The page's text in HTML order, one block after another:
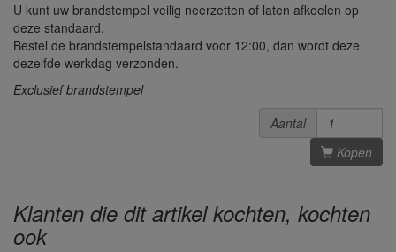
U kunt uw brandstempel veilig neerzetten of laten afkoelen op
deze standaard.
Bestel de brandstempelstandaard voor 12:00, dan wordt deze
dezelfde werkdag verzonden.
Exclusief brandstempel
Aantal
Kopen
Klanten die dit artikel kochten, kochten
ook